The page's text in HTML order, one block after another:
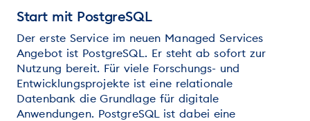
Start mit PostgreSQL
Der erste Service im neuen Managed Services
Angebot ist PostgreSQL. Er steht ab sofort zur
Nutzung bereit. Für viele Forschungs- und
Entwicklungsprojekte ist eine relationale
Datenbank die Grundlage für digitale
Anwendungen. PostgreSQL ist dabei eine